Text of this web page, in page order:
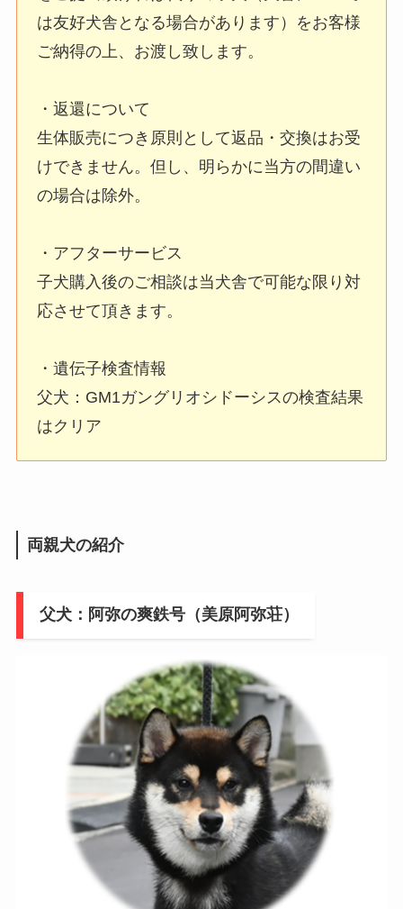
は友好犬舎となる場合があります）をお客様
ご納得の上、お渡し致します。
・返還について
生体販売につき原則として返品・交換はお受
けできません。但し、明らかに当方の間違い
の場合は除外。
・アフターサービス
子犬購入後のご相談は当犬舎で可能な限り対
応させて頂きます。
・遺伝子検査情報
父犬：GM1ガングリオシドーシスの検査結果
はクリア
両親犬の紹介
父犬：阿弥の爽鉄号（美原阿弥荘）